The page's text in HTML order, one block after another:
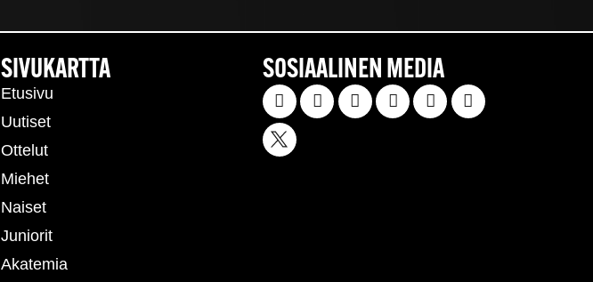
SIVUKARTTA
Etusivu
Uutiset
Ottelut
Miehet
Naiset
Juniorit
Akatemia
SOSIAALINEN MEDIA